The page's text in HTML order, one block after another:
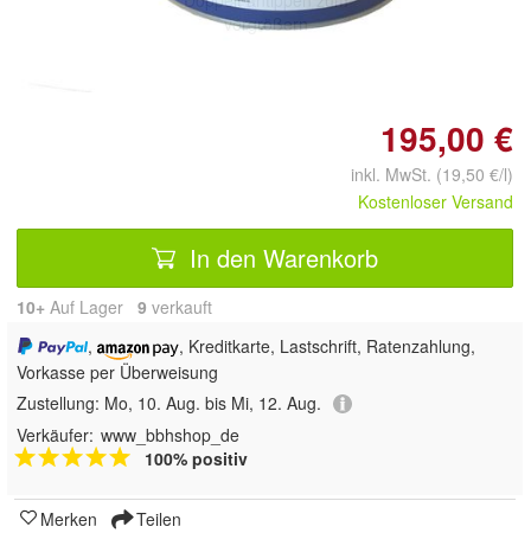
vergrößern
195,00 €
inkl. MwSt. (19,50 €/l)
Kostenloser Versand
In den Warenkorb
10+ Auf Lager 9 verkauft
,
, Kreditkarte, Lastschrift, Ratenzahlung,
Vorkasse per Überweisung
Zustellung: Mo, 10. Aug. bis Mi, 12. Aug.
Verkäufer: www_bbhshop_de
100% positiv
Merken Teilen